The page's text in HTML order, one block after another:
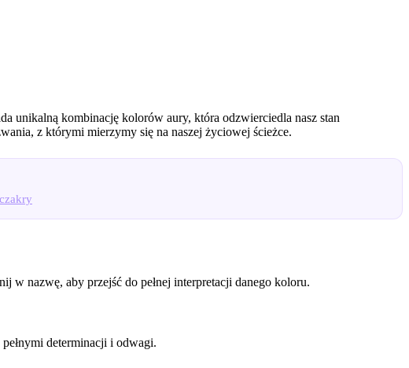
unikalną kombinację kolorów aury, która odzwierciedla nasz stan
z którymi mierzymy się na naszej życiowej ścieżce.
w nazwę, aby przejść do pełnej interpretacji danego koloru.
determinacji i odwagi.